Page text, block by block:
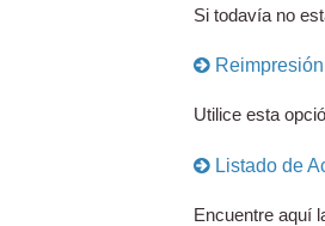
Si todavía no
Utilice esta
Listado de
Encuentre aquí